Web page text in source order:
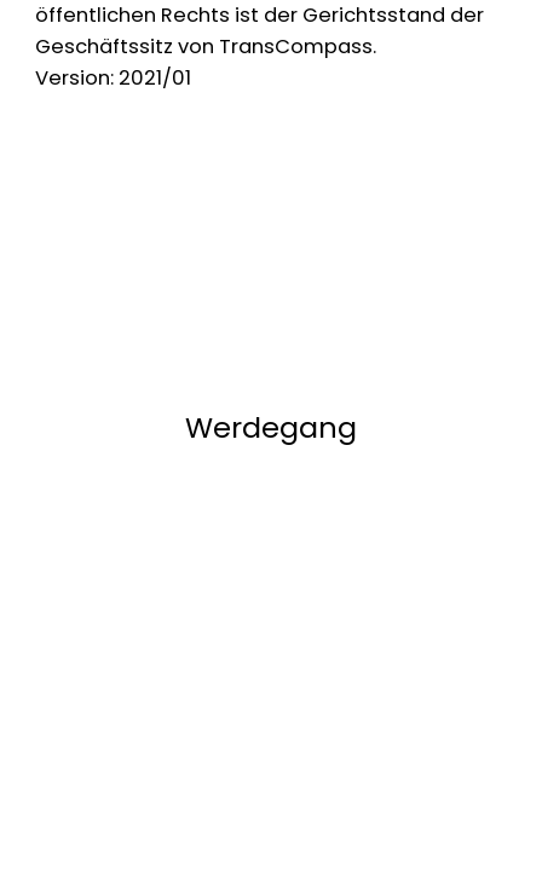
öffentlichen Rechts ist der Gerichtsstand der
Geschäftssitz von TransCompass.
Version: 2021/01
Werdegang